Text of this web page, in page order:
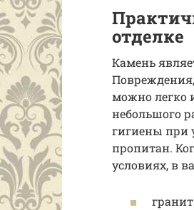
отделке
Камень
можно легко
небольшого
гигиены при
пропитан.
условиях, в